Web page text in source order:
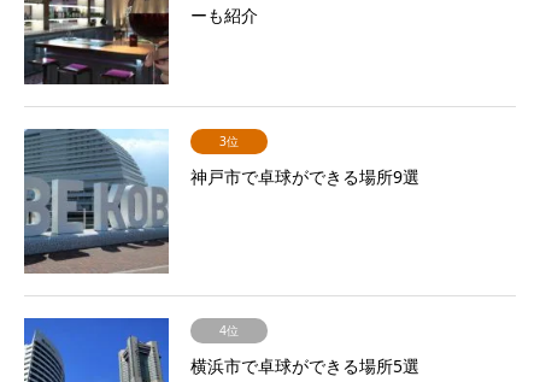
ーも紹介
3位
神戸市で卓球ができる場所9選
4位
横浜市で卓球ができる場所5選